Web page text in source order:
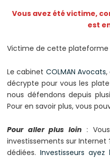
Vous avez été victime,
est
Victime de cette plateforme
Le cabinet COLMAN Avocats,
décrypte pour vous les
nous défendons depuis
Pour en savoir plus, vous
Pour aller plus loin :
investissements sur Internet
dédiées. Investisseurs